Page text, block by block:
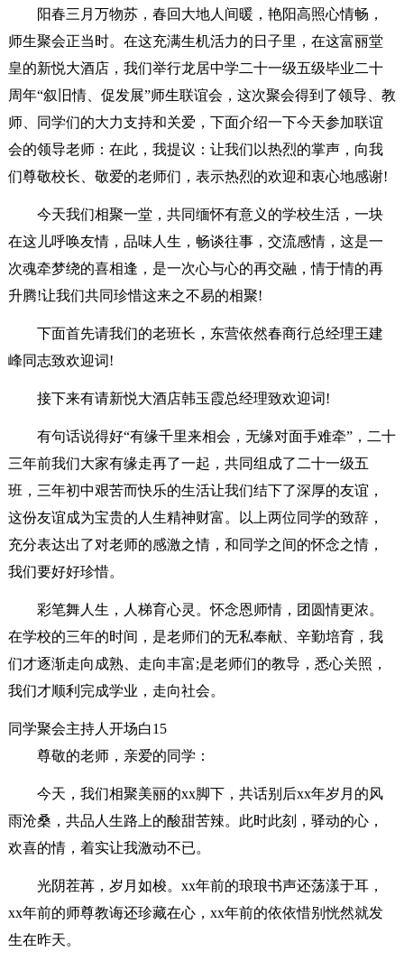
阳春三月万物苏，春回大地人间暖，艳阳高照心情畅，
师生聚会正当时。在这充满生机活力的日子里，在这富丽堂
皇的新悦大酒店，我们举行龙居中学二十一级五级毕业二十
周年“叙旧情、促发展”师生联谊会，这次聚会得到了领导、教
师、同学们的大力支持和关爱，下面介绍一下今天参加联谊
会的领导老师：在此，我提议：让我们以热烈的掌声，向我
们尊敬校长、敬爱的老师们，表示热烈的欢迎和衷心地感谢!
今天我们相聚一堂，共同缅怀有意义的学校生活，一块
在这儿呼唤友情，品味人生，畅谈往事，交流感情，这是一
次魂牵梦绕的喜相逢，是一次心与心的再交融，情于情的再
升腾!让我们共同珍惜这来之不易的相聚!
下面首先请我们的老班长，东营依然春商行总经理王建
峰同志致欢迎词!
接下来有请新悦大酒店韩玉霞总经理致欢迎词!
有句话说得好“有缘千里来相会，无缘对面手难牵”，二十
三年前我们大家有缘走再了一起，共同组成了二十一级五
班，三年初中艰苦而快乐的生活让我们结下了深厚的友谊，
这份友谊成为宝贵的人生精神财富。以上两位同学的致辞，
充分表达出了对老师的感激之情，和同学之间的怀念之情，
我们要好好珍惜。
彩笔舞人生，人梯育心灵。怀念恩师情，团圆情更浓。
在学校的三年的时间，是老师们的无私奉献、辛勤培育，我
们才逐渐走向成熟、走向丰富;是老师们的教导，悉心关照，
我们才顺利完成学业，走向社会。
同学聚会主持人开场白15
尊敬的老师，亲爱的同学：
今天，我们相聚美丽的xx脚下，共话别后xx年岁月的风
雨沧桑，共品人生路上的酸甜苦辣。此时此刻，驿动的心，
欢喜的情，着实让我激动不已。
光阴茬苒，岁月如梭。xx年前的琅琅书声还荡漾于耳，
xx年前的师尊教诲还珍藏在心，xx年前的依依惜别恍然就发
生在昨天。